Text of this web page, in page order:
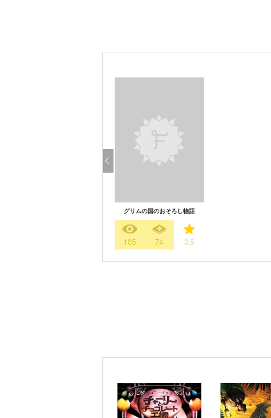
グリムの国のおそろし物語
105 74 3.5